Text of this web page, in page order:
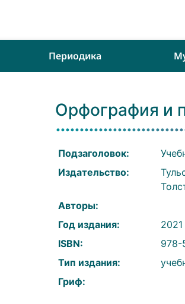
Периодика
Орфография и
Подзаголовок:
Издательство:
Авторы:
Год издания:
2021
ISBN:
978-
Тип издания:
Гриф: